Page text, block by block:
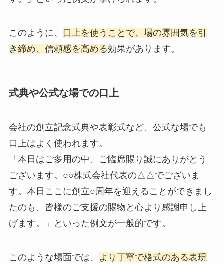
このように、
口上を使うことで、場の雰囲気を引
き締め、信頼感を高める効果があります。
式典や公式な場での口上
会社の創立記念式典や表彰式など、公式な場でも
口上はよく使われます。
「本日はご多用の中、ご臨席賜り誠にありがとう
ございます。○○株式会社代表の△△でございま
す。本日ここに創立○周年を迎えることができまし
たのも、皆様のご支援の賜物と心より感謝申し上
げます。」といった例文が一般的です。
このような場面では、
より丁寧で格式のある表現